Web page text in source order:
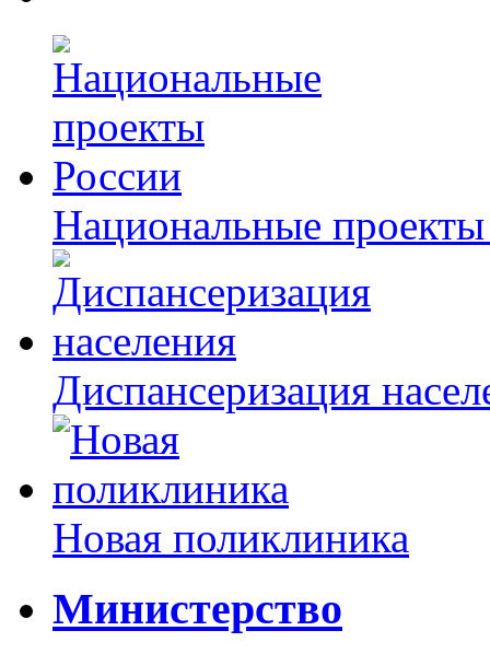
Национальные
Диспансеризация
Новая поликлиника
Министерство